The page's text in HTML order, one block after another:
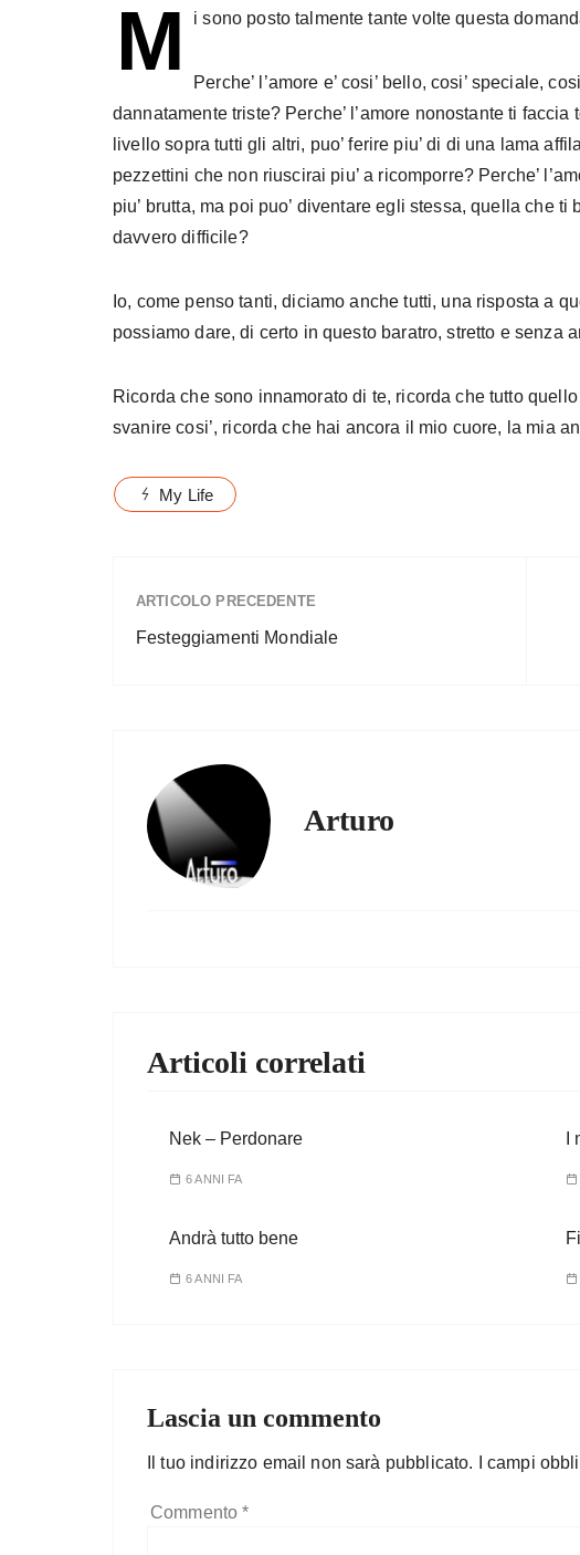
M i sono posto talmente tante volte questa
Perche’ l’amore e’ cosi’ bello, cosi’ speciale,
dannatamente triste? Perche’ l’amore nonostante ti
livello sopra tutti gli altri, puo’ ferire piu’ di di una lama
pezzettini che non riuscirai piu’ a ricomporre? Perche’
piu’ brutta, ma poi puo’ diventare egli stessa, quella che
davvero difficile?
Io, come penso tanti, diciamo anche tutti, una risposta a
possiamo dare, di certo in questo baratro, stretto e senza
Ricorda che sono innamorato di te, ricorda che tutto quello
svanire cosi’, ricorda che hai ancora il mio cuore, la mia
My Life
ARTICOLO PRECEDENTE
Festeggiamenti Mondiale
Arturo
Articoli correlati
Nek – Perdonare
6 ANNI FA
Andrà tutto bene
6 ANNI FA
Lascia un commento
Il tuo indirizzo email non sarà pubblicato. I campi
Commento*